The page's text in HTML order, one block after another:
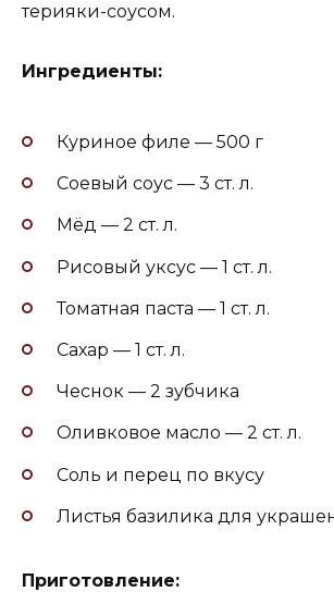
терияки-соусом.
Ингредиенты:
Куриное филе — 500 г
Соевый соус — 3 ст. л.
Мёд — 2 ст. л.
Рисовый уксус — 1 ст. л.
Томатная паста — 1 ст. л.
Сахар — 1 ст. л.
Чеснок — 2 зубчика
Оливковое масло — 2 ст. л.
Соль и перец по вкусу
Листья базилика для
Приготовление: